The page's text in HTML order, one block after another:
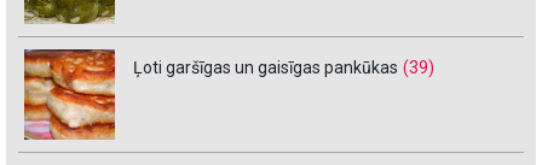
Ļoti garšīgas un gaisīgas pankūkas (39)